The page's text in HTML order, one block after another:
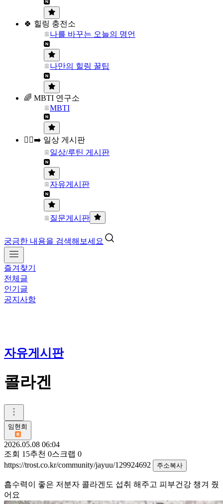
🍀 힐링 충전소
나를 바꾸는 오늘의 명언
나만의 힐링 꿀팁
🌈 MBTI 연구소
MBTI
🏃‍♀️‍➡️ 일상 게시판
일상/루틴 게시판
자유게시판
질문게시판
궁금한 내용을 검색해보세요
즐겨찾기
전체글
인기글
공지사항
자유게시판
콜라겐
임현희
2026.05.08 06:04
조회 15추천 0스크랩 0
https://trost.co.kr/community/jayuu/129924692
주소복사
흡수력이 좋은 저분자 콜라겐도 섭취 해주고 피부건강 챙겨 줬
어요